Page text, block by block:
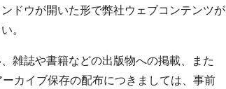
ドウが開いた形で弊社ウェブコンテンツが
。
雑誌や書籍などの出版物への掲載、また
カイブ保存の配布につきましては、事前